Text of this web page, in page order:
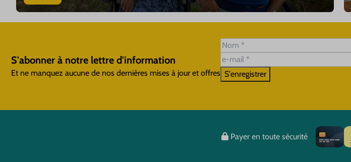
S'abonner à notre lettre d'information
Et ne manquez aucune de nos dernières mises à jour et offres S'enregistrer
Payer en toute sécurité